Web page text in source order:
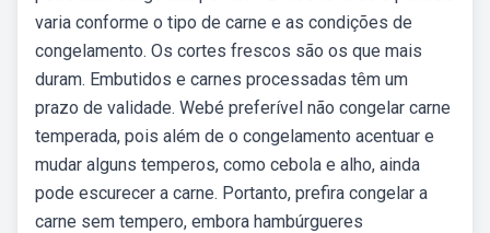
varia conforme o tipo de carne e as condições de
congelamento. Os cortes frescos são os que mais
duram. Embutidos e carnes processadas têm um
prazo de validade. Webé preferível não congelar carne
temperada, pois além de o congelamento acentuar e
mudar alguns temperos, como cebola e alho, ainda
pode escurecer a carne. Portanto, prefira congelar a
carne sem tempero, embora hambúrgueres